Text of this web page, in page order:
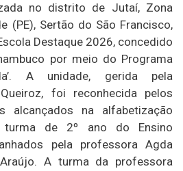
no distrito de Jutaí, Zona
(PE), Sertão do São Francisco,
Destaque 2026, concedido
por meio do Programa
A unidade, gerida pela
foi reconhecida pelos
alcançados na alfabetização
de 2º ano do Ensino
pela professora Agda
A turma da professora